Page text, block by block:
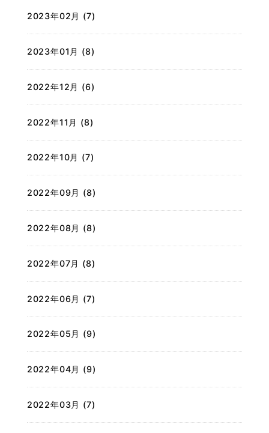
2023年02月 (7)
2023年01月 (8)
2022年12月 (6)
2022年11月 (8)
2022年10月 (7)
2022年09月 (8)
2022年08月 (8)
2022年07月 (8)
2022年06月 (7)
2022年05月 (9)
2022年04月 (9)
2022年03月 (7)